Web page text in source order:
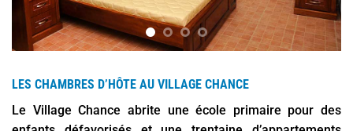
LES CHAMBRES D’HÔTE AU VILLAGE CHANCE
Le Village Chance abrite une école primaire pour des